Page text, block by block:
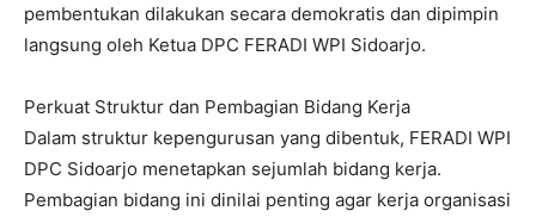
pembentukan dilakukan secara demokratis dan dipimpin
langsung oleh Ketua DPC FERADI WPI Sidoarjo.
Perkuat Struktur dan Pembagian Bidang Kerja
Dalam struktur kepengurusan yang dibentuk, FERADI WPI
DPC Sidoarjo menetapkan sejumlah bidang kerja.
Pembagian bidang ini dinilai penting agar kerja organisasi